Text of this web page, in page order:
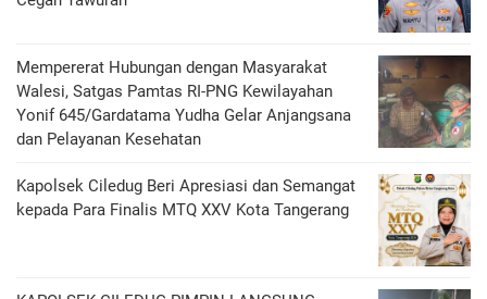
Mempererat Hubungan dengan Masyarakat
Walesi, Satgas Pamtas RI-PNG Kewilayahan
Yonif 645/Gardatama Yudha Gelar Anjangsana
dan Pelayanan Kesehatan
‎Kapolsek Ciledug Beri Apresiasi dan Semangat
kepada Para Finalis MTQ XXV Kota Tangerang